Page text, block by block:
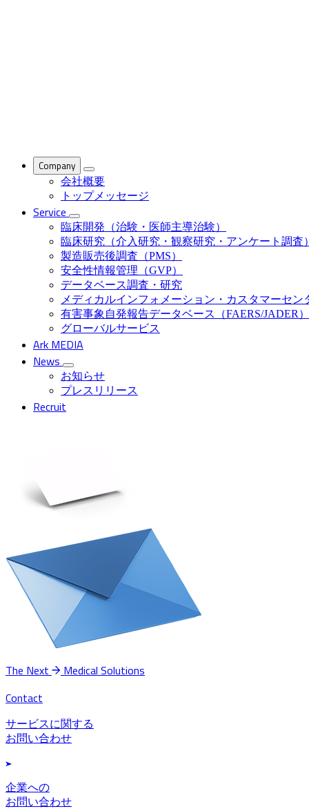
Company
会社概要
トップメッセージ
Service
臨床開発（治験・医師主導治験）
臨床研究（介入研究・観察研究・アンケート調査
製造販売後調査（PMS）
安全性情報管理（GVP）
データベース調査・研究
メディカルインフォメーション・カスタマーセン
有害事象自発報告データベース（FAERS/JADER）
グローバルサービス
Ark MEDIA
News
お知らせ
プレスリリース
Recruit
The Next
Medical Solutions
Contact
サービスに関する
お問い合わせ
企業への
お問い合わせ